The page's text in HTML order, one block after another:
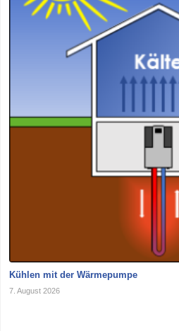
Kühlen mit der Wärmepumpe
7. August 2026